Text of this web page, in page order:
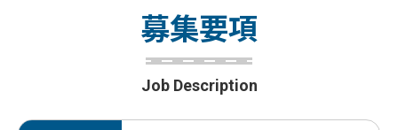
募集要項
Job Description